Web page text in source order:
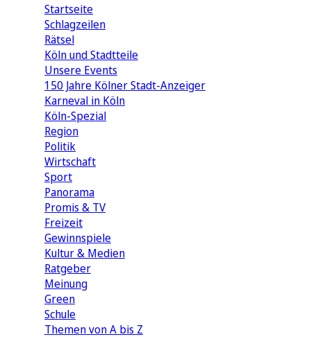
Startseite
Schlagzeilen
Rätsel
Köln und Stadtteile
Unsere Events
150 Jahre Kölner Stadt-Anzeiger
Karneval in Köln
Köln-Spezial
Region
Politik
Wirtschaft
Sport
Panorama
Promis & TV
Freizeit
Gewinnspiele
Kultur & Medien
Ratgeber
Meinung
Green
Schule
Themen von A bis Z